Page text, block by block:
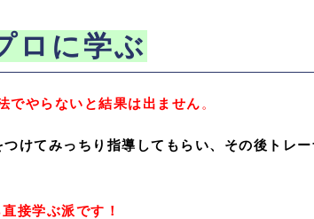
に学ぶ
でやらないと結果は出ません 。
けてみっちり指導してもらい、その後トレ
接学ぶ派です！